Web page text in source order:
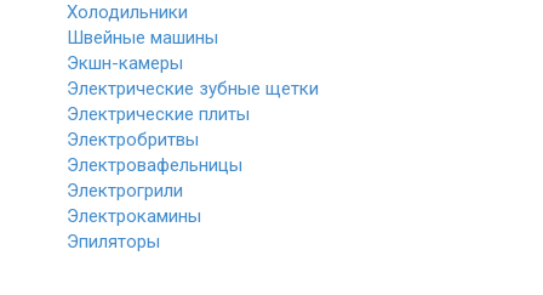
Холодильники
Швейные машины
Экшн-камеры
Электрические зубные щетки
Электрические плиты
Электробритвы
Электровафельницы
Электрогрили
Электрокамины
Эпиляторы